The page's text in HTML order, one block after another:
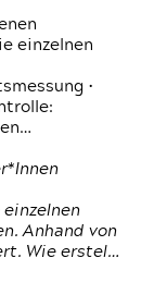
einzelnen
•
Anhand von
Wie erstel…